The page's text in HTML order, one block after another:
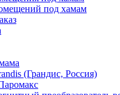
под хамам
(Грандис, Россия)